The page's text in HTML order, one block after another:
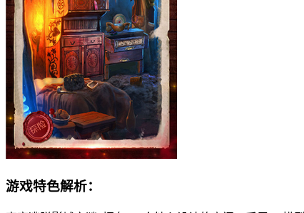
游戏特色解析：